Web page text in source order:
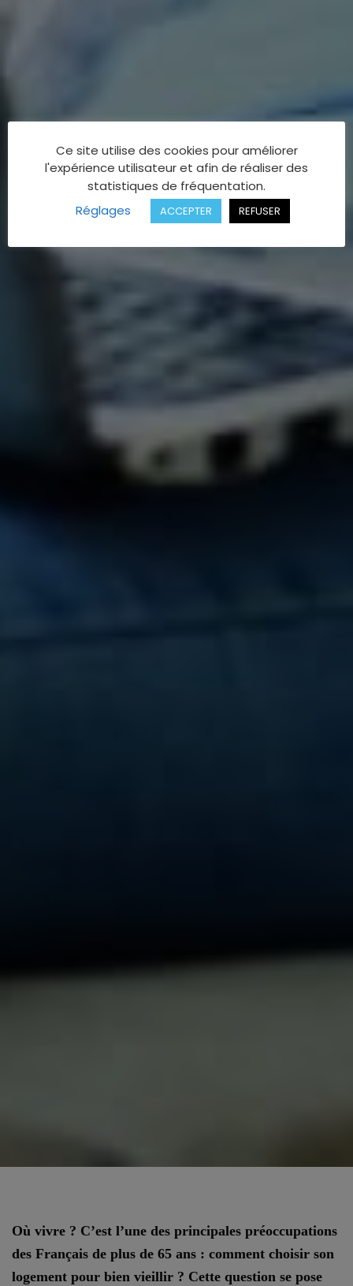
Où vivre ? C’est l’une des principales préoccupations
des Français de plus de 65 ans : comment choisir son
logement pour bien vieillir ? Cette question se pose
Ce site utilise des cookies pour améliorer
l'expérience utilisateur et afin de réaliser des
statistiques de fréquentation.
Réglages
ACCEPTER REFUSER